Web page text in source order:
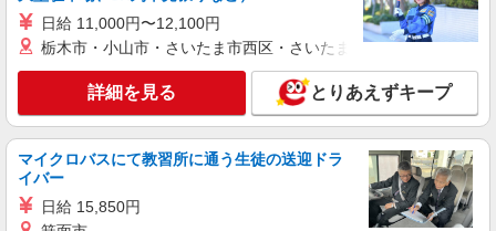
時給1450円
※派遣期間の就業は豊橋駅エリアの支店もOK！ご
相談ください♪
キープ 詳細を見る
派遣社員
パーソルテンプスタッフ株式会社 中部コーディネートセンター二課
（岡崎）/26-0609676
日給 11,000円〜12,100円
栃木市・小山市・さいたま市西区・さいたま市岩槻区・久喜市・
詳細を見る とりあえずキープ
マイクロバスにて教習所に通う生徒の送迎ドラ
イバー
日給 15,850円